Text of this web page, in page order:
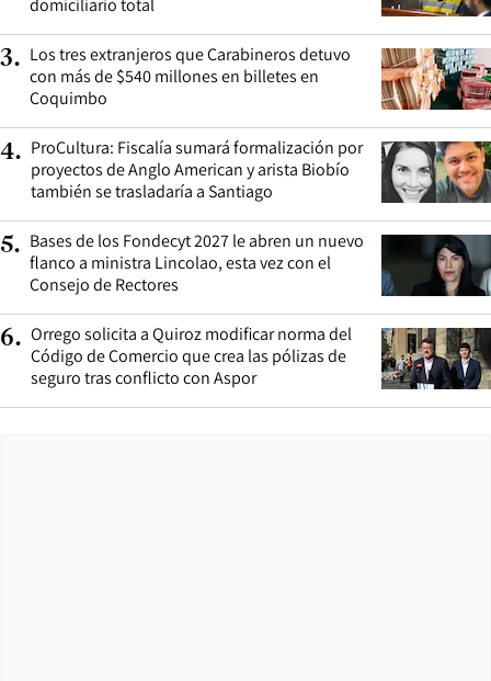
domiciliario total
3. Los tres extranjeros que Carabineros detuvo
con más de $540 millones en billetes en
Coquimbo
4. ProCultura: Fiscalía sumará formalización por
proyectos de Anglo American y arista Biobío
también se trasladaría a Santiago
5. Bases de los Fondecyt 2027 le abren un nuevo
flanco a ministra Lincolao, esta vez con el
Consejo de Rectores
6. Orrego solicita a Quiroz modificar norma del
Código de Comercio que crea las pólizas de
seguro tras conflicto con Aspor